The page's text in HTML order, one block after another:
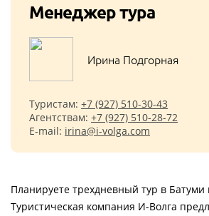
Менеджер тура
Ирина Подгорная
Туристам: +7 (927) 510-30-43
Агентствам: +7 (927) 510-28-72
E-mail: irina@i-volga.com
Планируете трехдневный тур в Батуми
Туристическая компания И-Волга